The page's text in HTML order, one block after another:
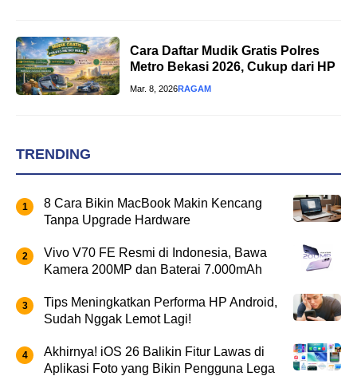
Cara Daftar Mudik Gratis Polres
Metro Bekasi 2026, Cukup dari HP
Mar. 8, 2026RAGAM
TRENDING
8 Cara Bikin MacBook Makin Kencang
Tanpa Upgrade Hardware
Vivo V70 FE Resmi di Indonesia, Bawa
Kamera 200MP dan Baterai 7.000mAh
Tips Meningkatkan Performa HP Android,
Sudah Nggak Lemot Lagi!
Akhirnya! iOS 26 Balikin Fitur Lawas di
Aplikasi Foto yang Bikin Pengguna Lega